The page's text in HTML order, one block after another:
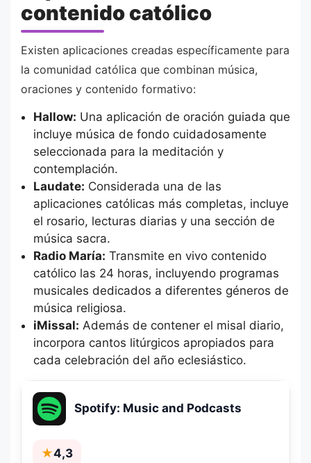
contenido católico
Existen aplicaciones creadas específicamente para
la comunidad católica que combinan música,
oraciones y contenido formativo:
Hallow: Una aplicación de oración guiada que
incluye música de fondo cuidadosamente
seleccionada para la meditación y
contemplación.
Laudate: Considerada una de las
aplicaciones católicas más completas, incluye
el rosario, lecturas diarias y una sección de
música sacra.
Radio María: Transmite en vivo contenido
católico las 24 horas, incluyendo programas
musicales dedicados a diferentes géneros de
música religiosa.
iMissal: Además de contener el misal diario,
incorpora cantos litúrgicos apropiados para
cada celebración del año eclesiástico.
Spotify: Music and Podcasts
★4,3